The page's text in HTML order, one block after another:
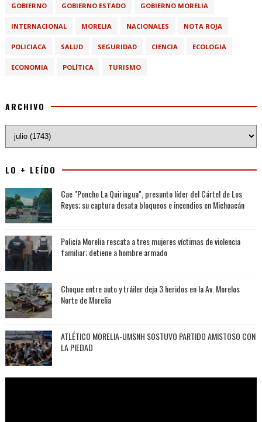
GOBIERNO GOBIERNO ESTADO GOBIERNO MORELIA
INTERNACIONAL MORELIA NACIONALES NOTA ROJA
POLICIACA SALUD SEGURIDAD CIENCIA ECOLOGIA
ECONOMIA POLÍTICA TURISMO
ARCHIVO
LO + LEÍDO
Cae "Poncho La Quiringua", presunto líder del Cártel de Los
Reyes; su captura desata bloqueos e incendios en Michoacán
Policía Morelia rescata a tres mujeres víctimas de violencia
familiar; detiene a hombre armado
Choque entre auto y tráiler deja 3 heridos en la Av. Morelos
Norte de Morelia
ATLÉTICO MORELIA-UMSNH SOSTUVO PARTIDO AMISTOSO CON
LA PIEDAD